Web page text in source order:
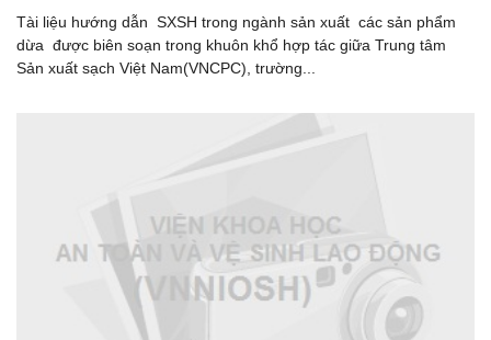
Tài liệu hướng dẫn SXSH trong ngành sản xuất các sản phẩm
dừa được biên soạn trong khuôn khổ hợp tác giữa Trung tâm
Sản xuất sạch Việt Nam(VNCPC), trường...